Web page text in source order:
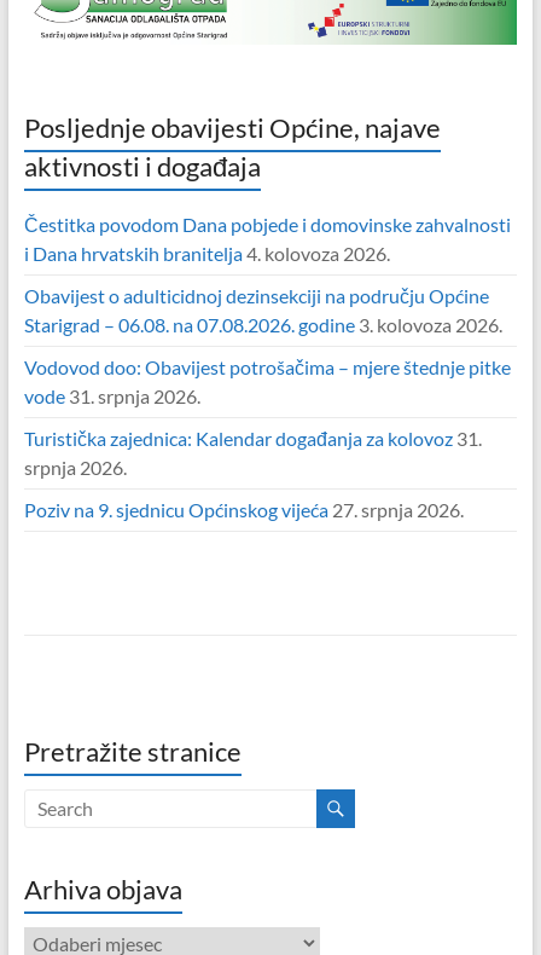
Posljednje obavijesti Općine, najave
aktivnosti i događaja
Čestitka povodom Dana pobjede i domovinske zahvalnosti
i Dana hrvatskih branitelja4. kolovoza 2026.
Obavijest o adulticidnoj dezinsekciji na području Općine
Starigrad – 06.08. na 07.08.2026. godine 3. kolovoza 2026.
Vodovod doo: Obavijest potrošačima – mjere štednje pitke
vode 31. srpnja 2026.
Turistička zajednica: Kalendar događanja za kolovoz 31.
srpnja 2026.
Poziv na 9. sjednicu Općinskog vijeća 27. srpnja 2026.
Pretražite stranice
Arhiva objava
Arhiva